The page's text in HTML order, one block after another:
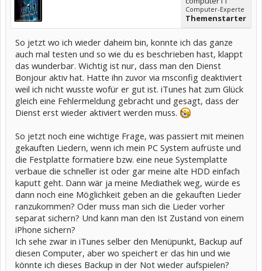
Computer-Experte
Themenstarter
So jetzt wo ich wieder daheim bin, konnte ich das ganze
auch mal testen und so wie du es beschrieben hast, klappt
das wunderbar. Wichtig ist nur, dass man den Dienst
Bonjour aktiv hat. Hatte ihn zuvor via msconfig deaktiviert
weil ich nicht wusste wofür er gut ist. iTunes hat zum Glück
gleich eine Fehlermeldung gebracht und gesagt, dass der
Dienst erst wieder aktiviert werden muss.
So jetzt noch eine wichtige Frage, was passiert mit meinen
gekauften Liedern, wenn ich mein PC System aufrüste und
die Festplatte formatiere bzw. eine neue Systemplatte
verbaue die schneller ist oder gar meine alte HDD einfach
kaputt geht. Dann wär ja meine Mediathek weg, würde es
dann noch eine Möglichkeit geben an die gekauften Lieder
ranzukommen? Oder muss man sich die Lieder vorher
separat sichern? Und kann man den Ist Zustand von einem
iPhone sichern?
Ich sehe zwar in iTunes selber den Menüpunkt, Backup auf
diesen Computer, aber wo speichert er das hin und wie
könnte ich dieses Backup in der Not wieder aufspielen?